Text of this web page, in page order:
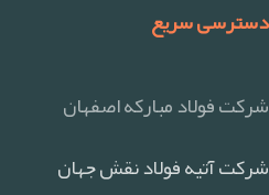
دسترسی سریع
شرکت فولاد مبارکه اصفهان
شرکت آتیه فولاد نقش جهان